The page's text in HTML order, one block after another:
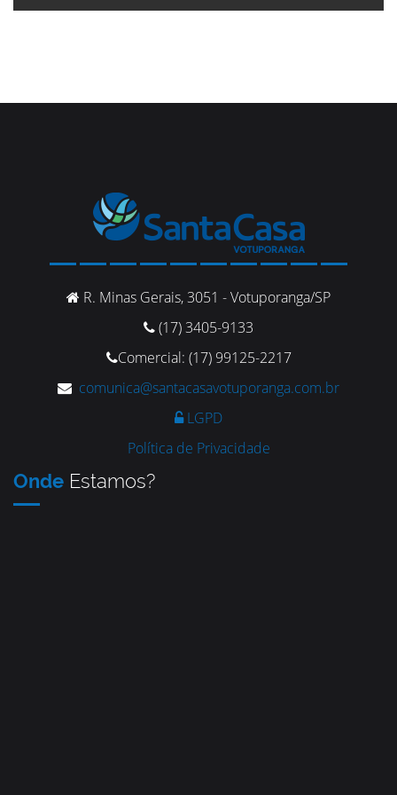
R. Minas Gerais, 3051 - Votuporanga/SP
(17) 3405-9133
Comercial: (17) 99125-2217
comunica@santacasavotuporanga.com.br
LGPD
Política de Privacidade
Onde Estamos?